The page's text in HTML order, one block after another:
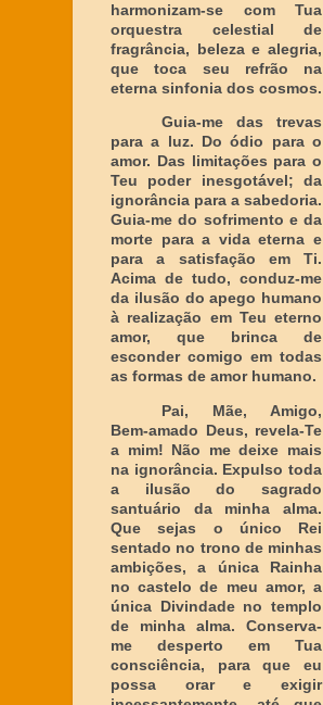
harmonizam-se com Tua
orquestra celestial de
fragrância, beleza e alegria,
que toca seu refrão na
eterna sinfonia dos cosmos.
Guia-me das trevas
para a luz. Do ódio para o
amor. Das limitações para o
Teu poder inesgotável; da
ignorância para a sabedoria.
Guia-me do sofrimento e da
morte para a vida eterna e
para a satisfação em Ti.
Acima de tudo, conduz-me
da ilusão do apego humano
à realização em Teu eterno
amor, que brinca de
esconder comigo em todas
as formas de amor humano.
Pai, Mãe, Amigo,
Bem-amado Deus, revela-Te
a mim! Não me deixe mais
na ignorância. Expulso toda
a ilusão do sagrado
santuário da minha alma.
Que sejas o único Rei
sentado no trono de minhas
ambições, a única Rainha
no castelo de meu amor, a
única Divindade no templo
de minha alma. Conserva-
me desperto em Tua
consciência, para que eu
possa orar e exigir